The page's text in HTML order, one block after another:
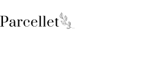
til
indhold